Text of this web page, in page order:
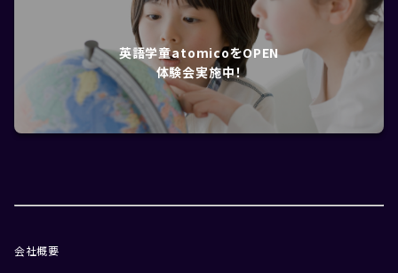
英語学童atomicoをOPEN
体験会実施中！
会社概要